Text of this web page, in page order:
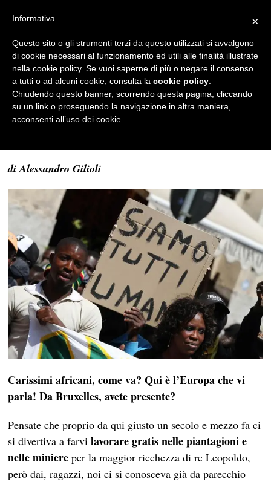
Politica
L’immigrazione spiegata
a chi non conosce la storia
REDAZIONE
di Alessandro Gilioli
Carissimi africani, come va? Qui è l’Europa che vi
parla! Da Bruxelles, avete presente?
Pensate che proprio da qui giusto un secolo e mezzo fa ci
si divertiva a farvilavorare gratis nelle piantagioni e
nelle miniere per la maggior ricchezza di re Leopoldo,
però dai, ragazzi, noi ci si conosceva già da parecchio
×
Informativa
Questo sito o gli strumenti terzi da questo utilizzati si avvalgono
di cookie necessari al funzionamento ed utili alle finalità illustrate
nella cookie policy. Se vuoi saperne di più o negare il consenso
a tutti o ad alcuni cookie, consulta la cookie policy
Chiudendo questo banner, scorrendo questa pagina, cliccando
su un link o proseguendo la navigazione in altra maniera,
acconsenti all’uso dei cookie.